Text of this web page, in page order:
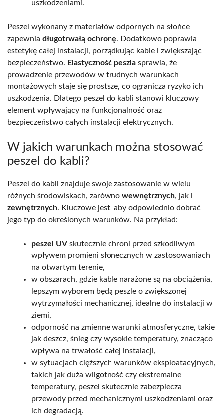
uszkodzeniami.
Peszel wykonany z materiałów odpornych na słońce
zapewnia długotrwałą ochronę. Dodatkowo poprawia
estetykę całej instalacji, porządkując kable i zwiększając
bezpieczeństwo. Elastyczność peszla sprawia, że
prowadzenie przewodów w trudnych warunkach
montażowych staje się prostsze, co ogranicza ryzyko ich
uszkodzenia. Dlatego peszel do kabli stanowi kluczowy
element wpływający na funkcjonalność oraz
bezpieczeństwo całych instalacji elektrycznych.
W jakich warunkach można stosować
peszel do kabli?
Peszel do kabli znajduje swoje zastosowanie w wielu
różnych środowiskach, zarówno wewnętrznych, jak i
zewnętrznych. Kluczowe jest, aby odpowiednio dobrać
jego typ do określonych warunków. Na przykład:
peszel UV skutecznie chroni przed szkodliwym
wpływem promieni słonecznych w zastosowaniach
na otwartym terenie,
w obszarach, gdzie kable narażone są na obciążenia,
lepszym wyborem będą peszle o zwiększonej
wytrzymałości mechanicznej, idealne do instalacji w
ziemi,
odporność na zmienne warunki atmosferyczne, takie
jak deszcz, śnieg czy wysokie temperatury, znacząco
wpływa na trwałość całej instalacji,
w sytuacjach cięższych warunków eksploatacyjnych,
takich jak duża wilgotność czy ekstremalne
temperatury, peszel skutecznie zabezpiecza
przewody przed mechanicznymi uszkodzeniami oraz
ich degradacją.